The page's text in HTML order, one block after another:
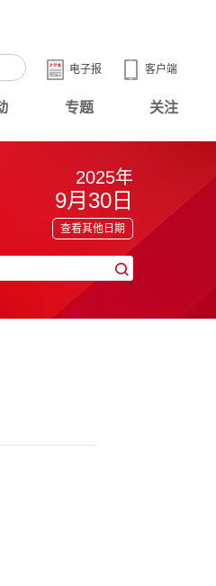
客户端
电子报
专题 关注
2025年
9月30日
查看其他日期